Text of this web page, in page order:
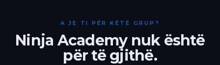
A JE TI PËR KËTË GRUP?
Ninja Academy nuk është
për të gjithë.